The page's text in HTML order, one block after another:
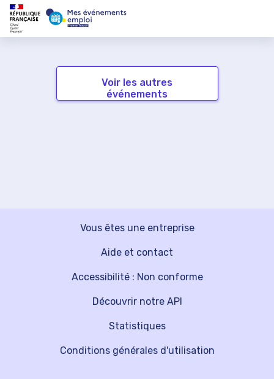
Voir les autres
événements
Vous êtes une entreprise
Découvrir notre API
Aide et contact
Statistiques
Accessibilité : Non conforme
Conditions générales d'utilisation